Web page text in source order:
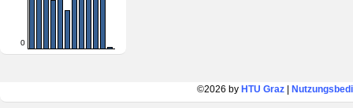
0
©2026 by HTU Graz|